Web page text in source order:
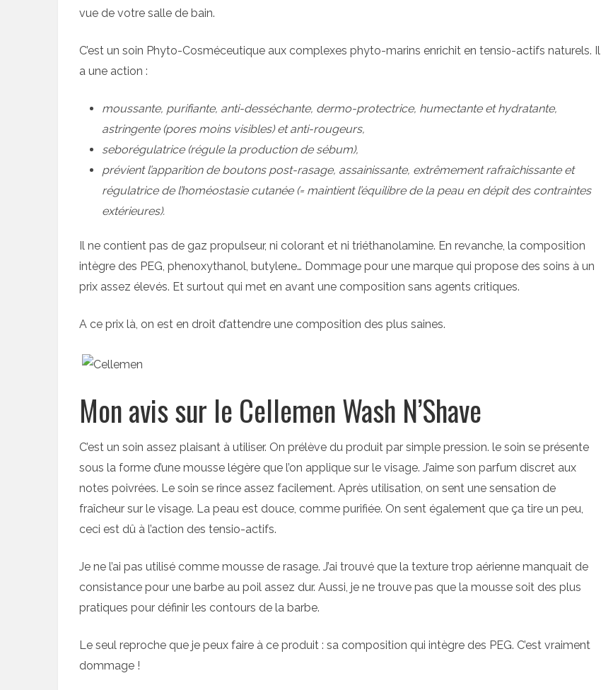
vue de votre salle de bain.
C’est un soin Phyto-Cosméceutique aux complexes phyto-marins enrichit en tensio-actifs naturels. Il
a une action :
moussante, purifiante, anti-desséchante, dermo-protectrice, humectante et hydratante,
astringente (pores moins visibles) et anti-rougeurs,
seborégulatrice (régule la production de sébum),
prévient l’apparition de boutons post-rasage, assainissante, extrêmement rafraîchissante et
régulatrice de l’homéostasie cutanée (= maintient l’équilibre de la peau en dépit des contraintes
extérieures).
Il ne contient pas de gaz propulseur, ni colorant et ni triéthanolamine. En revanche, la composition
intègre des PEG, phenoxythanol, butylene… Dommage pour une marque qui propose des soins à un
prix assez élevés. Et surtout qui met en avant une composition sans agents critiques.
A ce prix là, on est en droit d’attendre une composition des plus saines.
Mon avis sur le Cellemen Wash N’Shave
C’est un soin assez plaisant à utiliser. On prélève du produit par simple pression. le soin se présente
sous la forme d’une mousse légère que l’on applique sur le visage. J’aime son parfum discret aux
notes poivrées. Le soin se rince assez facilement. Après utilisation, on sent une sensation de
fraîcheur sur le visage. La peau est douce, comme purifiée. On sent également que ça tire un peu,
ceci est dû à l’action des tensio-actifs.
Je ne l’ai pas utilisé comme mousse de rasage. J’ai trouvé que la texture trop aérienne manquait de
consistance pour une barbe au poil assez dur. Aussi, je ne trouve pas que la mousse soit des plus
pratiques pour définir les contours de la barbe.
Le seul reproche que je peux faire à ce produit : sa composition qui intègre des PEG. C’est vraiment
dommage !